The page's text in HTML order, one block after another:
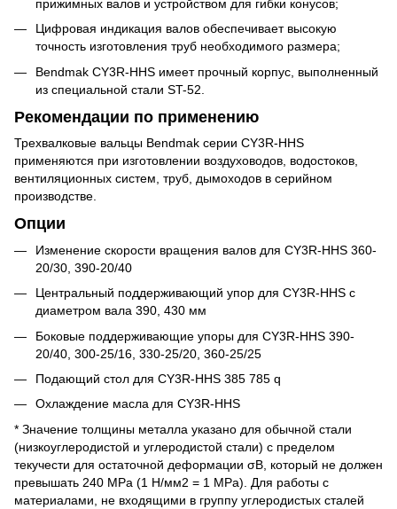
прижимных валов и устройством для гибки конусов;
Цифровая индикация валов обеспечивает высокую
точность изготовления труб необходимого размера;
Bendmak CY3R-HHS имеет прочный корпус, выполненный
из специальной стали ST-52.
Рекомендации по применению
Трехвалковые вальцы Bendmak серии CY3R-HHS
применяются при изготовлении воздуховодов, водостоков,
вентиляционных систем, труб, дымоходов в серийном
производстве.
Опции
Изменение скорости вращения валов для CY3R-HHS 360-
20/30, 390-20/40
Центральный поддерживающий упор для CY3R-HHS с
диаметром вала 390, 430 мм
Боковые поддерживающие упоры для CY3R-HHS 390-
20/40, 300-25/16, 330-25/20, 360-25/25
Подающий стол для CY3R-HHS 385 785 q
Охлаждение масла для CY3R-HHS
* Значение толщины металла указано для обычной стали
(низкоуглеродистой и углеродистой стали) с пределом
текучести для остаточной деформации σВ, который не должен
превышать 240 MРa (1 Н/мм2 = 1 MPa). Для работы с
материалами, не входящими в группу углеродистых сталей